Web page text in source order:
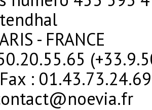
- FRANCE
: